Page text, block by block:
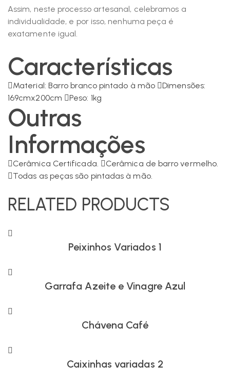
Assim, neste processo artesanal, celebramos a
individualidade, e por isso, nenhuma peça é
exatamente igual.
Características
Material: Barro branco pintado à mão
Dimensões:
169cmx200cm
Peso: 1kg
Outras
Informações
Cerâmica Certificada.
Cerâmica de barro vermelho.
Todas as peças são pintadas à mão.
RELATED PRODUCTS
Peixinhos Variados 1
Garrafa Azeite e Vinagre Azul
Chávena Café
Caixinhas variadas 2